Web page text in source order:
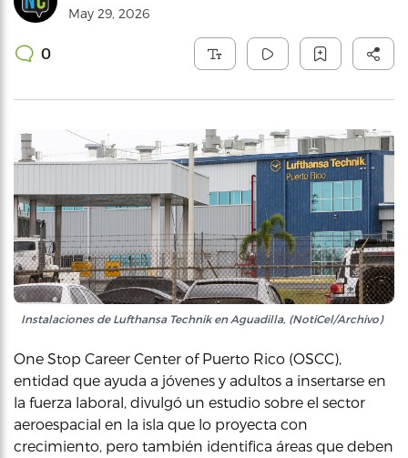
May 29, 2026
0
Instalaciones de Lufthansa Technik en Aguadilla, (NotiCel/Archivo)
One Stop Career Center of Puerto Rico (OSCC),
entidad que ayuda a jóvenes y adultos a insertarse en
la fuerza laboral, divulgó un estudio sobre el sector
aeroespacial en la isla que lo proyecta con
crecimiento, pero también identifica áreas que deben